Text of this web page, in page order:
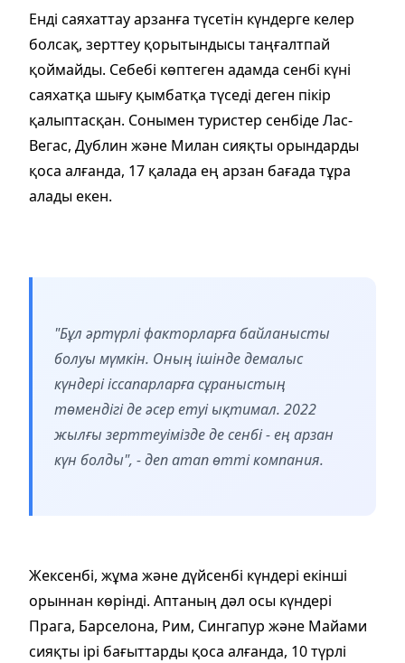
Енді саяхаттау арзанға түсетін күндерге келер
болсақ, зерттеу қорытындысы таңғалтпай
қоймайды. Себебі көптеген адамда сенбі күні
саяхатқа шығу қымбатқа түседі деген пікір
қалыптасқан. Сонымен туристер сенбіде Лас-
Вегас, Дублин және Милан сияқты орындарды
қоса алғанда, 17 қалада ең арзан бағада тұра
алады екен.
"Бұл әртүрлі факторларға байланысты
болуы мүмкін. Оның ішінде демалыс
күндері іссапарларға сұраныстың
төмендігі де әсер етуі ықтимал. 2022
жылғы зерттеуімізде де сенбі - ең арзан
күн болды", - деп атап өтті компания.
Жексенбі, жұма және дүйсенбі күндері екінші
орыннан көрінді. Аптаның дәл осы күндері
Прага, Барселона, Рим, Сингапур және Майами
сияқты ірі бағыттарды қоса алғанда, 10 түрлі